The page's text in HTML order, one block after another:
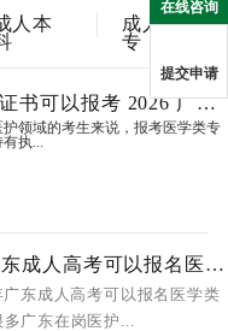
人本
成人大
专
没有执业证书可以报考 2026 广东成人
护领域的考生来说，报考医学类专
执...
2026年广东成人高考可以报名医学类专
东成人高考可以报名医学类
广东在岗医护...
在线咨询
提交申请